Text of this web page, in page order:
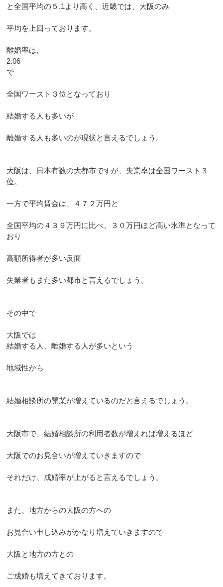
と全国平均の５.1より高く、近畿では、大阪のみ
平均を上回っております。
離婚率は,
2.06
で
全国ワースト３位となっており
結婚する人も多いが
離婚する人も多いのが現状と言えるでしょう。
大阪は、日本有数の大都市ですが、失業率は全国ワースト３
位。
一方で平均賃金は、４７２万円と
全国平均の４３９万円に比べ、３０万円ほど高い水準となって
おり
高額所得者が多い反面
失業者もまた多い都市と言えるでしょう。
その中で
大阪では
結婚する人、離婚する人が多いという
地域性から
結婚相談所の開業が増えているのだと言えるでしょう。
大阪市で、結婚相談所の利用者数が増えれば増えるほど
大阪でのお見合いが増えていきますので
それだけ、成婚率が上がると言えるでしょう。
また、地方からの大阪の方への
お見合い申し込みがかなり増えていきますので
大阪と地方の方との
ご成婚も増えてきております。